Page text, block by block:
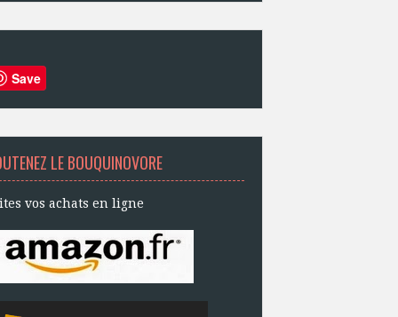
Save
LE BOUQUINOVORE
vos achats en ligne